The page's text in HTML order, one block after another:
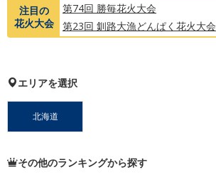
注目の
花火大会
第74回 勝毎花火大会
第23回 釧路大漁どんぱく花火大会
エリアを選択
北海道
その他のランキングから探す